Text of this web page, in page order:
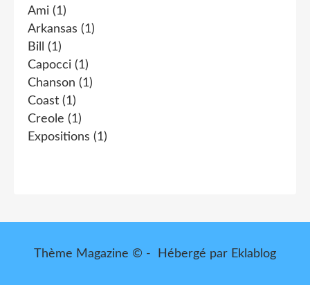
Ami (1)
Arkansas (1)
Bill
(1)
Capocci (1)
Chanson (1)
Coast (1)
Creole (1)
Expositions (1)
Thème Magazine © - Hébergé par Eklablog